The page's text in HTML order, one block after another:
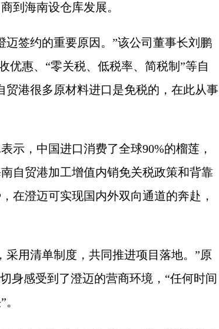
到海南设仓库发展。
签约的重要原因。”该公司董事长刘鹏
优惠、“零关税、低税率、简税制”等自
贸港很多原材料进口是免税的，在此从事
，中国进口消费了全球90%的榴莲，
自贸港加工增值内销免关税政策和背靠
在澄迈可实现国内外双向通道的奔赴，
用清单制度，共同推进项目落地。”原
身感受到了澄迈的营商环境，“任何时间